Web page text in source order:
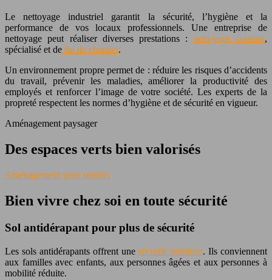
Le nettoyage industriel garantit la sécurité, l’hygiène et la
performance de vos locaux professionnels. Une entreprise de
nettoyage peut réaliser diverses prestations : nettoyage courant,
spécialisé et de fin de chantier.
Un environnement propre permet de : réduire les risques d’accidents
du travail, prévenir les maladies, améliorer la productivité des
employés et renforcer l’image de votre société. Les experts de la
propreté respectent les normes d’hygiène et de sécurité en vigueur.
Aménagement paysager
Des espaces verts bien valorisés
Aménagement pour seniors
Bien vivre chez soi en toute sécurité
Sol antidérapant pour plus de sécurité
Les sols antidérapants offrent unesécurité optimale. Ils conviennent
aux familles avec enfants, aux personnes âgées et aux personnes à
mobilité réduite.